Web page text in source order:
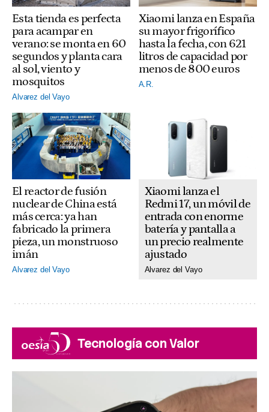
Esta tienda es perfecta
para acampar en
verano: se monta en 60
segundos y planta cara
al sol, viento y
mosquitos
Alvarez del Vayo
Xiaomi lanza en España
su mayor frigorífico
hasta la fecha, con 621
litros de capacidad por
menos de 800 euros
A.R.
El reactor de fusión
nuclear de China está
más cerca: ya han
fabricado la primera
pieza, un monstruoso
imán
Alvarez del Vayo
Xiaomi lanza el
Redmi 17, un móvil de
entrada con enorme
batería y pantalla a
un precio realmente
ajustado
Alvarez del Vayo
Tecnología con Valor